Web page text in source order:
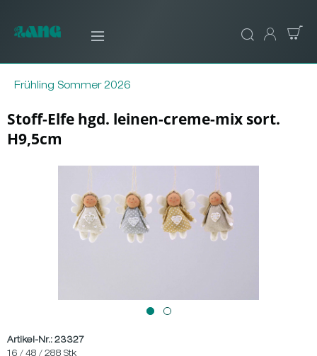
Frühling Sommer 2026
Stoff-Elfe hgd. leinen-creme-mix sort.
H9,5cm
Artikel-Nr.: 23327
16 / 48 / 288 Stk